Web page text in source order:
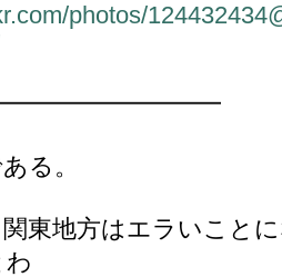
photos/
る。
東地方はエラいこと
わ